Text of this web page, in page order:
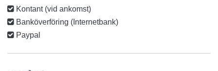
Kontant (vid ankomst)
Banköverföring (Internetbank)
Paypal